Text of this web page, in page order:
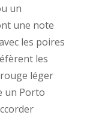
un
une note
les poires
les
léger
un Porto